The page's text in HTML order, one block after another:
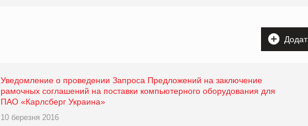
Уведомление о проведении Запроса Предложений на заключение
рамочных соглашений на поставки компьютерного оборудования для
ПАО «Карлсберг Украина»
10 березня 2016